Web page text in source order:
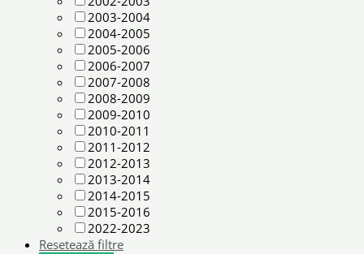
2003-2004
2004-2005
2005-2006
2006-2007
2007-2008
2008-2009
2009-2010
2010-2011
2011-2012
2012-2013
2013-2014
2014-2015
2015-2016
2022-2023
Resetează filtre